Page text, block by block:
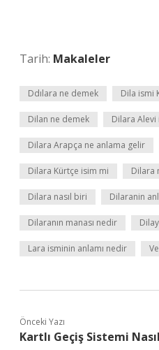
Tarih: Makaleler
Ddılara ne demek Dila ismi
Dilan ne demek Dilara Alevi
Dilara Arapça ne anlama gelir
Dilara Kürtçe isim mi Dilara
Dilara nasıl biri Dilaranin
Dilaranın manası nedir
Lara isminin anlamı nedir
Önceki Yazı
Kartlı Geçiş Sistemi